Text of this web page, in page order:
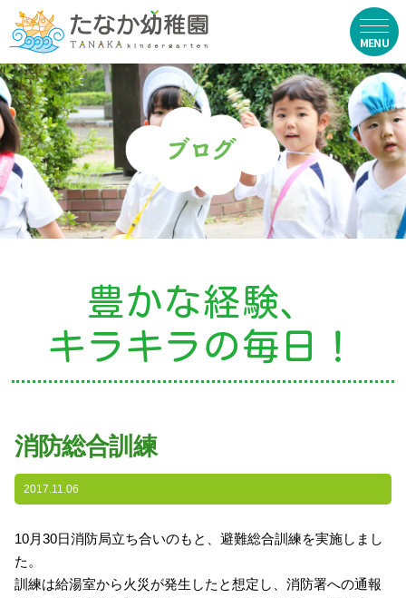
在園生向け
・資料ダウンロード
・園からのお便り
・動画
お知らせ
・ニュース
・ブログ
・園の特色
・園の一日
・自慢の給食
豊かな経験、
キラキラの毎日！
消防総合訓練
2017.11.06
10月30日消防局立ち合いのもと、避難総合訓練を実施しまし
た。
訓練は給湯室から火災が発生したと想定し、消防署への通報